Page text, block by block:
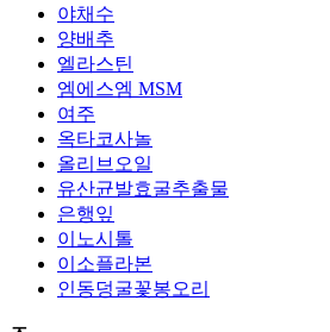
야채수
양배추
엘라스틴
엠에스엠 MSM
여주
옥타코사놀
올리브오일
유산균발효굴추출물
은행잎
이노시톨
이소플라본
인동덩굴꽃봉오리